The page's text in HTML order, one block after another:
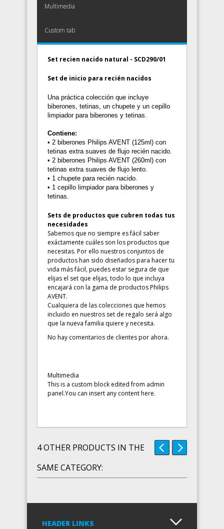
Multimedia
Custom tab
Set recien nacido natural - SCD290/01
Set de inicio para recién nacidos
Una práctica colección que incluye
biberones, tetinas, un chupete y un cepillo
limpiador para biberones y tetinas.
Contiene:
• 2 biberones Philips AVENT (125ml) con
tetinas extra suaves de flujo recién nacido.
• 2 biberones Philips AVENT (260ml) con
tetinas extra suaves de flujo lento.
• 1 chupete para recién nacido.
• 1 cepillo limpiador para biberones y
tetinas.
Sets de productos que cubren todas tus
necesidades
Sabemos que no siempre es fácil saber
exáctamente cuáles son los productos que
necesitas. Por ello nuestros conjuntos de
productos han sido diseñados para hacer tu
vida más fácil, puedes estar segura de que
elijas el set que elijas, todo lo que incluya
encajará con la gama de productos Philips
AVENT.
Cualquiera de las colecciones que hemos
incluido en nuestros set de regalo será algo
que la nueva familia quiere y necesita.
No hay comentarios de clientes por ahora.
Multimedia
This is a custom block edited from admin
panel.You can insert any content here.
4 OTHER PRODUCTS IN THE
SAME CATEGORY:
HEADER LINKS